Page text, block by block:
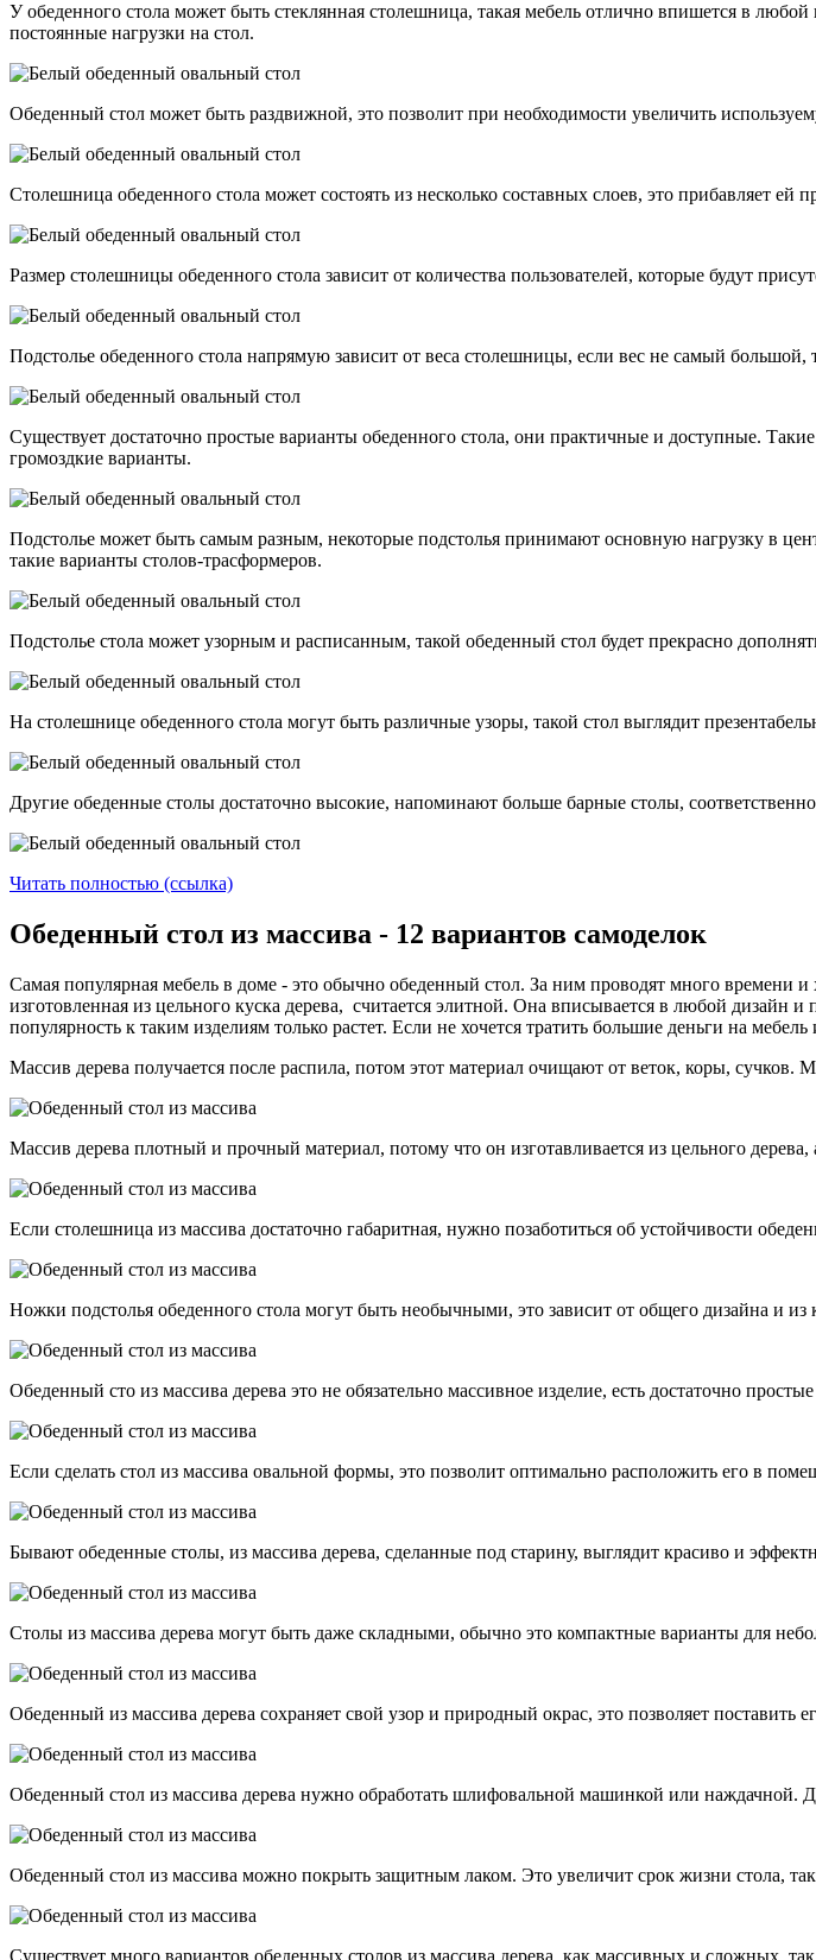
У обеденного стола может быть стеклянная столешница, такая мебель отлично впишется в
постоянные нагрузки на стол.
Обеденный стол может быть раздвижной, это позволит при необходимости увеличить
Столешница обеденного стола может состоять из несколько составных слоев, это прибавляет ей
Размер столешницы обеденного стола зависит от количества пользователей, которые будут
Подстолье обеденного стола напрямую зависит от веса столешницы, если вес не самый
Существует достаточно простые варианты обеденного стола, они практичные и доступные.
громоздкие варианты.
Подстолье может быть самым разным, некоторые подстолья принимают основную нагрузку в
такие варианты столов-трасформеров.
Подстолье стола может узорным и расписанным, такой обеденный стол будет прекрасно
На столешнице обеденного стола могут быть различные узоры, такой стол выглядит
Другие обеденные столы достаточно высокие, напоминают больше барные столы,
Читать полностью (ссылка)
Обеденный стол из массива - 12 вариантов самоделок
Самая популярная мебель в доме - это обычно обеденный стол. За ним проводят много времени
изготовленная из цельного куска дерева, считается элитной. Она вписывается в любой дизайн
популярность к таким изделиям только растет. Если не хочется тратить большие деньги на
Массив дерева получается после распила, потом этот материал очищают от веток, коры,
Массив дерева плотный и прочный материал, потому что он изготавливается из цельного
Если столешница из массива достаточно габаритная, нужно позаботиться об устойчивости
Ножки подстолья обеденного стола могут быть необычными, это зависит от общего дизайна и из
Обеденный сто из массива дерева это не обязательно массивное изделие, есть достаточно
Если сделать стол из массива овальной формы, это позволит оптимально расположить его в
Бывают обеденные столы, из массива дерева, сделанные под старину, выглядит красиво и
Столы из массива дерева могут быть даже складными, обычно это компактные варианты для
Обеденный из массива дерева сохраняет свой узор и природный окрас, это позволяет поставить
Обеденный стол из массива дерева нужно обработать шлифовальной машинкой или наждачной.
Обеденный стол из массива можно покрыть защитным лаком. Это увеличит срок жизни стола,
Существует много вариантов обеденных столов из массива дерева, как массивных и сложных,